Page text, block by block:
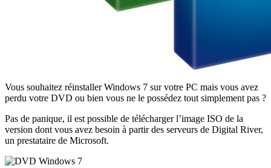
Vous souhaitez réinstaller Windows 7 sur votre PC mais vous avez
perdu votre DVD ou bien vous ne le possédez tout simplement pas ?
Pas de panique, il est possible de télécharger l’image ISO de la
version dont vous avez besoin à partir des serveurs de Digital River,
un prestataire de Microsoft.